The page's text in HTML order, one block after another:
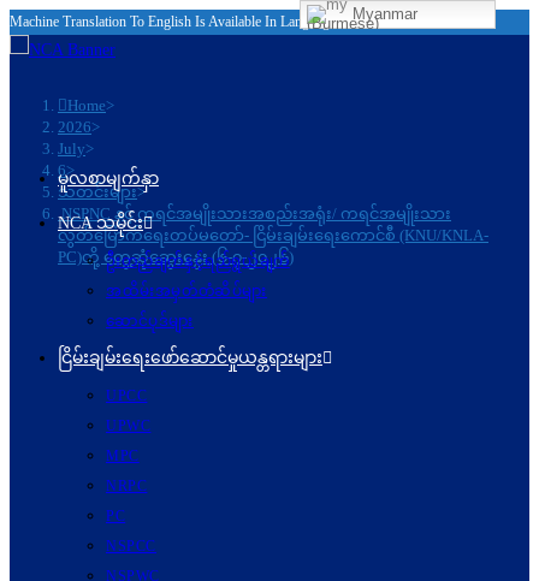
Machine Translation To English Is Available In Language Bar
Home>
2026>
July>
6>
သတင်းများ>
NSPNC နှင့် ကရင်အမျိုးသားအစည်းအရုံး/ ကရင်အမျိုးသား
လွတ်မြောက်ရေးတပ်မတော်- ငြိမ်းချမ်းရေးကောင်စီ (KNU/KNLA-
PC)တို့ တွေ့ဆုံဆွေးနွေး (၆-၇-၂၀၂၆)
မူလစာမျက်နှာ
NCA သမိုင်း
ဦးတည်ချက်နှင့်ရည်ရွယ်ချက်
အထိမ်းအမှတ်တံဆိပ်များ
ဆောင်ပုဒ်များ
ငြိမ်းချမ်းရေးဖော်‌ဆောင်မှုယန္တရားများ
UPCC
UPWC
MPC
NRPC
PC
NSPCC
NSPWC
Myanmar
(Burmese)